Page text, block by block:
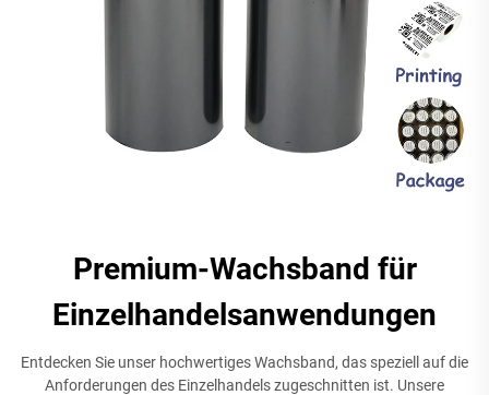
Premium-Wachsband für
Einzelhandelsanwendungen
Entdecken Sie unser hochwertiges Wachsband, das speziell auf die
Anforderungen des Einzelhandels zugeschnitten ist. Unsere